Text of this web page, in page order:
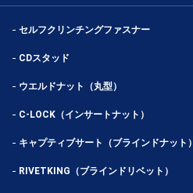
セルフクリンチングファスナー
CDスタッド
ウエルドナット（丸型）
C-LOCK（インサートナット）
キャプティブサート（ブラインドナット）
RIVETKING（ブラインドリベット）